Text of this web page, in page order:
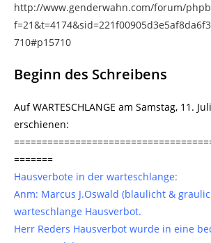
http://www.genderwahn.com/forum/
710#p15710
Beginn des Schreibens
Auf WARTESCHLANGE am Samstag, 11.
erschienen:
=======
Hausverbote in der warteschlange:
Anm: Marcus J.Oswald (blaulicht &
warteschlange Hausverbot.
Herr Reders Hausverbot wurde in eine